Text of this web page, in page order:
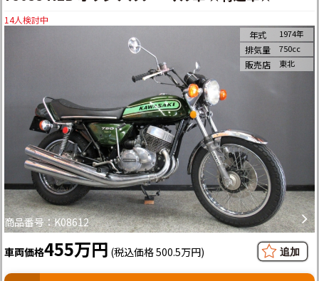
14人検討中
商品番号：K08612
年式 1974年
排気量 750cc
販売店 東北
車両価格455万円 (税込価格 500.5万円)